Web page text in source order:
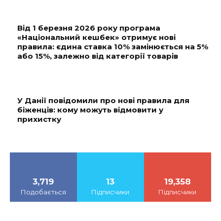
Від 1 березня 2026 року програма
«Національний кешбек» отримує нові
правила: єдина ставка 10% замінюється на 5%
або 15%, залежно від категорії товарів
У Данії повідомили про нові правила для
біженців: кому можуть відмовити у
прихистку
3,719
Подобається
13
Підписчики
19,358
Підписчики